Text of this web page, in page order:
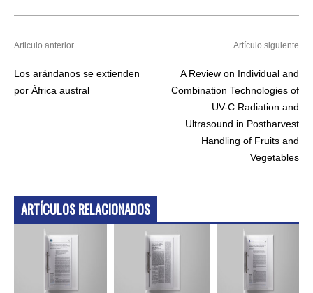
Articulo anterior
Los arándanos se extienden
por África austral
Artículo siguiente
A Review on Individual and
Combination Technologies of
UV-C Radiation and
Ultrasound in Postharvest
Handling of Fruits and
Vegetables
ARTÍCULOS RELACIONADOS